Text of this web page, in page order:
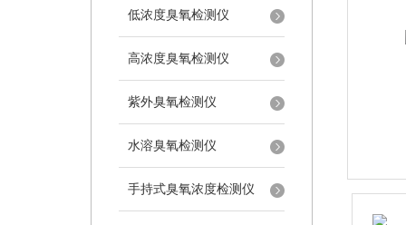
低浓度臭氧检测仪
高浓度臭氧检测仪
紫外臭氧检测仪
水溶臭氧检测仪
手持式臭氧浓度检测仪